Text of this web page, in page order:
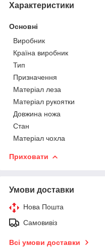
Характеристики
Основні
Виробник
Країна виробник
Тип
Призначення
Матеріал леза
Матеріал рукоятки
Довжина ножа
Стан
Матеріал чохла
Приховати
Умови доставки
Нова Пошта
Самовивіз
Всі умови доставки